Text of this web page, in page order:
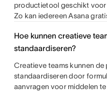
productietool geschikt
Zo kan iedereen Asana
Hoe kunnen creatieve
standaardiseren?
Creatieve teams kunnen
standaardiseren door
aanvragen voor middelen